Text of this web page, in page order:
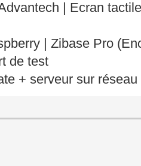
| Ecran
| Zibase Pro
de test
+ serveur sur